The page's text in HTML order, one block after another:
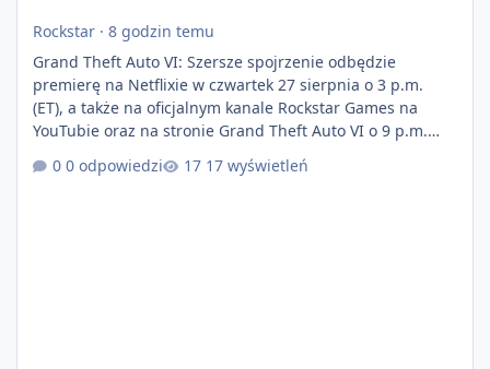
Rockstar · 8 godzin temu
Grand Theft Auto VI: Szersze spojrzenie odbędzie
premierę na Netflixie w czwartek 27 sierpnia o 3 p.m.
(ET), a także na oficjalnym kanale Rockstar Games na
YouTubie oraz na stronie Grand Theft Auto VI o 9 p.m.
Auto VI będzie dostępne 19 listopada na PlayStation 5
0 odpowiedzi 17 wyświetleń